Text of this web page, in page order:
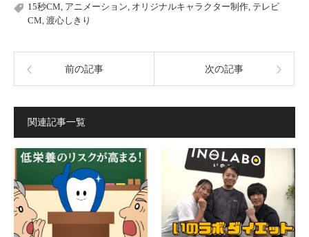
15秒CM アニメーション オリジナルキャラクター制作 テレビ
CM 渡心しきり
前の記事 次の記事
関連記事一覧